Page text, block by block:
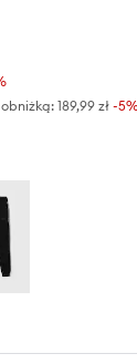
189,99 zł -